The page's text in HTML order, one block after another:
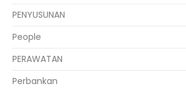
PENYUSUNAN
People
PERAWATAN
Perbankan